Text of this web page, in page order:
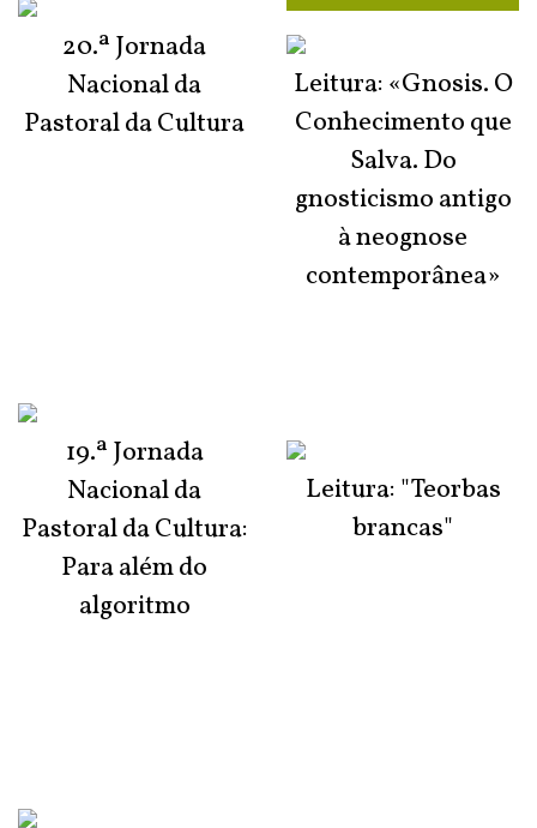
20.ª Jornada
Nacional da
Pastoral da Cultura
19.ª Jornada
Nacional da
Pastoral da Cultura:
Para além do
algoritmo
Leitura: «Gnosis. O
Conhecimento que
Salva. Do
gnosticismo antigo
à neognose
contemporânea»
Leitura: "Teorbas
brancas"